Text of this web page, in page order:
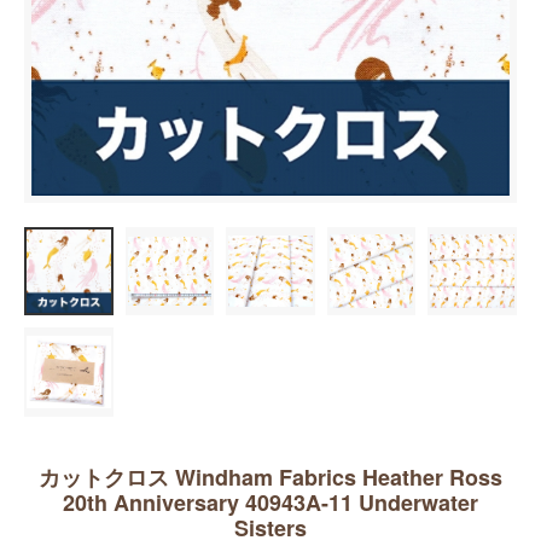
カットクロス Windham Fabrics Heather Ross
20th Anniversary 40943A-11 Underwater
Sisters